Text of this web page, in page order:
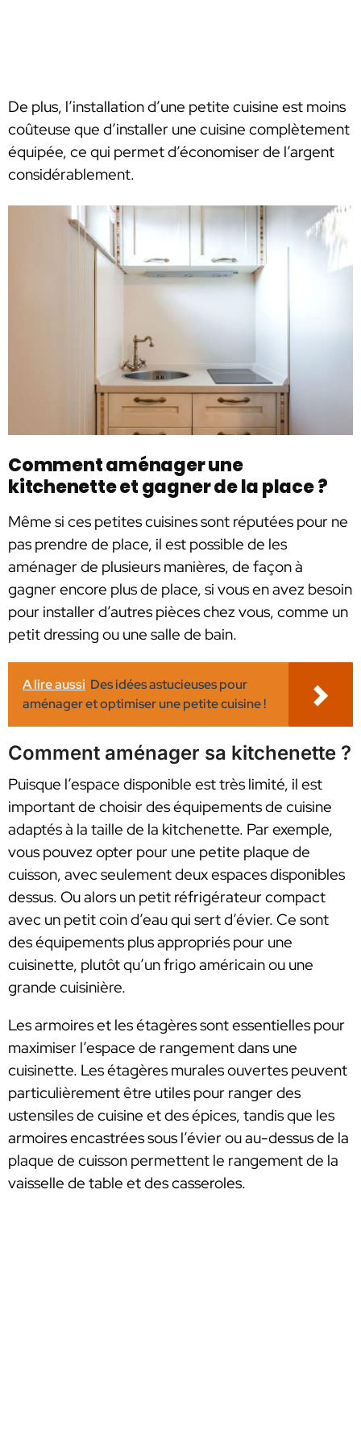
De plus, l’installation d’une petite cuisine est moins
coûteuse que d’installer une cuisine complètement
équipée, ce qui permet d’économiser de l’argent
considérablement.
Comment aménager une
kitchenette et gagner de la place ?
Même si ces petites cuisines sont réputées pour ne
pas prendre de place, il est possible de les
aménager de plusieurs manières, de façon à
gagner encore plus de place, si vous en avez besoin
pour installer d’autres pièces chez vous, comme un
petit dressing ou une salle de bain.
A lire aussi Des idées astucieuses pour
aménager et optimiser une petite cuisine !
Comment aménager sa kitchenette ?
Puisque l’espace disponible est très limité, il est
important de choisir des équipements de cuisine
adaptés à la taille de la kitchenette. Par exemple,
vous pouvez opter pour une petite plaque de
cuisson, avec seulement deux espaces disponibles
dessus. Ou alors un petit réfrigérateur compact
avec un petit coin d’eau qui sert d’évier. Ce sont
des équipements plus appropriés pour une
cuisinette, plutôt qu’un frigo américain ou une
grande cuisinière.
Les armoires et les étagères sont essentielles pour
maximiser l’espace de rangement dans une
cuisinette. Les étagères murales ouvertes peuvent
particulièrement être utiles pour ranger des
ustensiles de cuisine et des épices, tandis que les
armoires encastrées sous l’évier ou au-dessus de la
plaque de cuisson permettent le rangement de la
vaisselle de table et des casseroles.